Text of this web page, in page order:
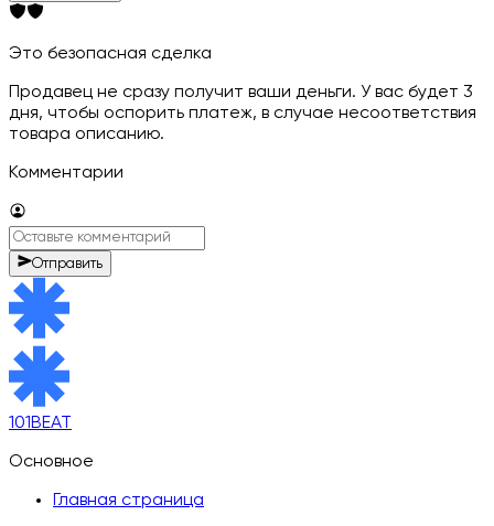
Это безопасная сделка
Продавец не сразу получит ваши деньги. У вас будет 3
дня, чтобы оспорить платеж, в случае несоответствия
товара описанию.
Комментарии
Отправить
101BEAT
Основное
Главная страница